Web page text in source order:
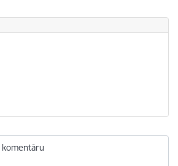
bija noderīga?
komentāru